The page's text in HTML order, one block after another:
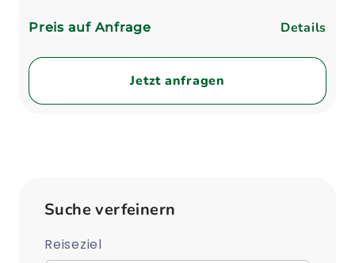
Preis auf Anfrage Details
Jetzt anfragen
Suche verfeinern
Reiseziel